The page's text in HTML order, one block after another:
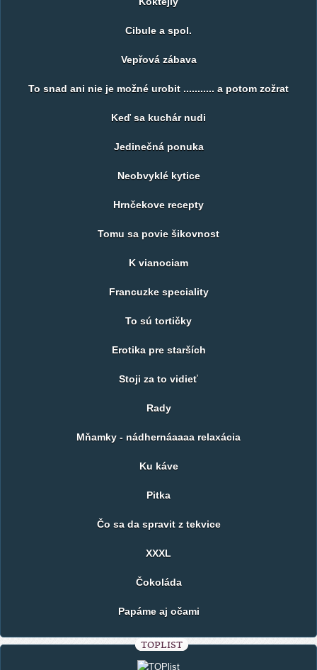
Cibule a spol.
Vepřová zábava
To snad ani nie je možné urobit ........... a potom zožrat
Keď sa kuchár nudi
Jedinečná ponuka
Neobvyklé kytice
Hrnčekove recepty
Tomu sa povie šikovnost
K vianociam
Francuzke speciality
To sú tortičky
Erotika pre starších
Stoji za to vidieť
Rady
Mňamky - nádhernáaaaa relaxácia
Ku káve
Pitka
Čo sa da spravit z tekvice
XXXL
Čokoláda
Papáme aj očami
TOPLIST